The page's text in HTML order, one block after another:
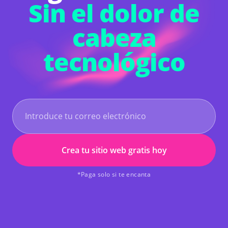
sitio web tras la configuración de 8 preguntas.
Y desde entonces he estado aprendiendo más
sobre las diversas funciones a través de
tutoriales de YouTube para poder ajustarlas a
mis preferencias de diseño. Encontré su
excelente canal al que me suscribí rápidamente
y me ha sido de mucha ayuda. Busca Hocoos AI
en YT.Créeme, si quieres un creador de sitios
web con IA fácil de seguir y fluido, elige
No te decepcionarás.
Byron D
Sin el dolor de
cabeza
tecnológico
Crea tu sitio web gratis hoy
*Paga solo si te encanta